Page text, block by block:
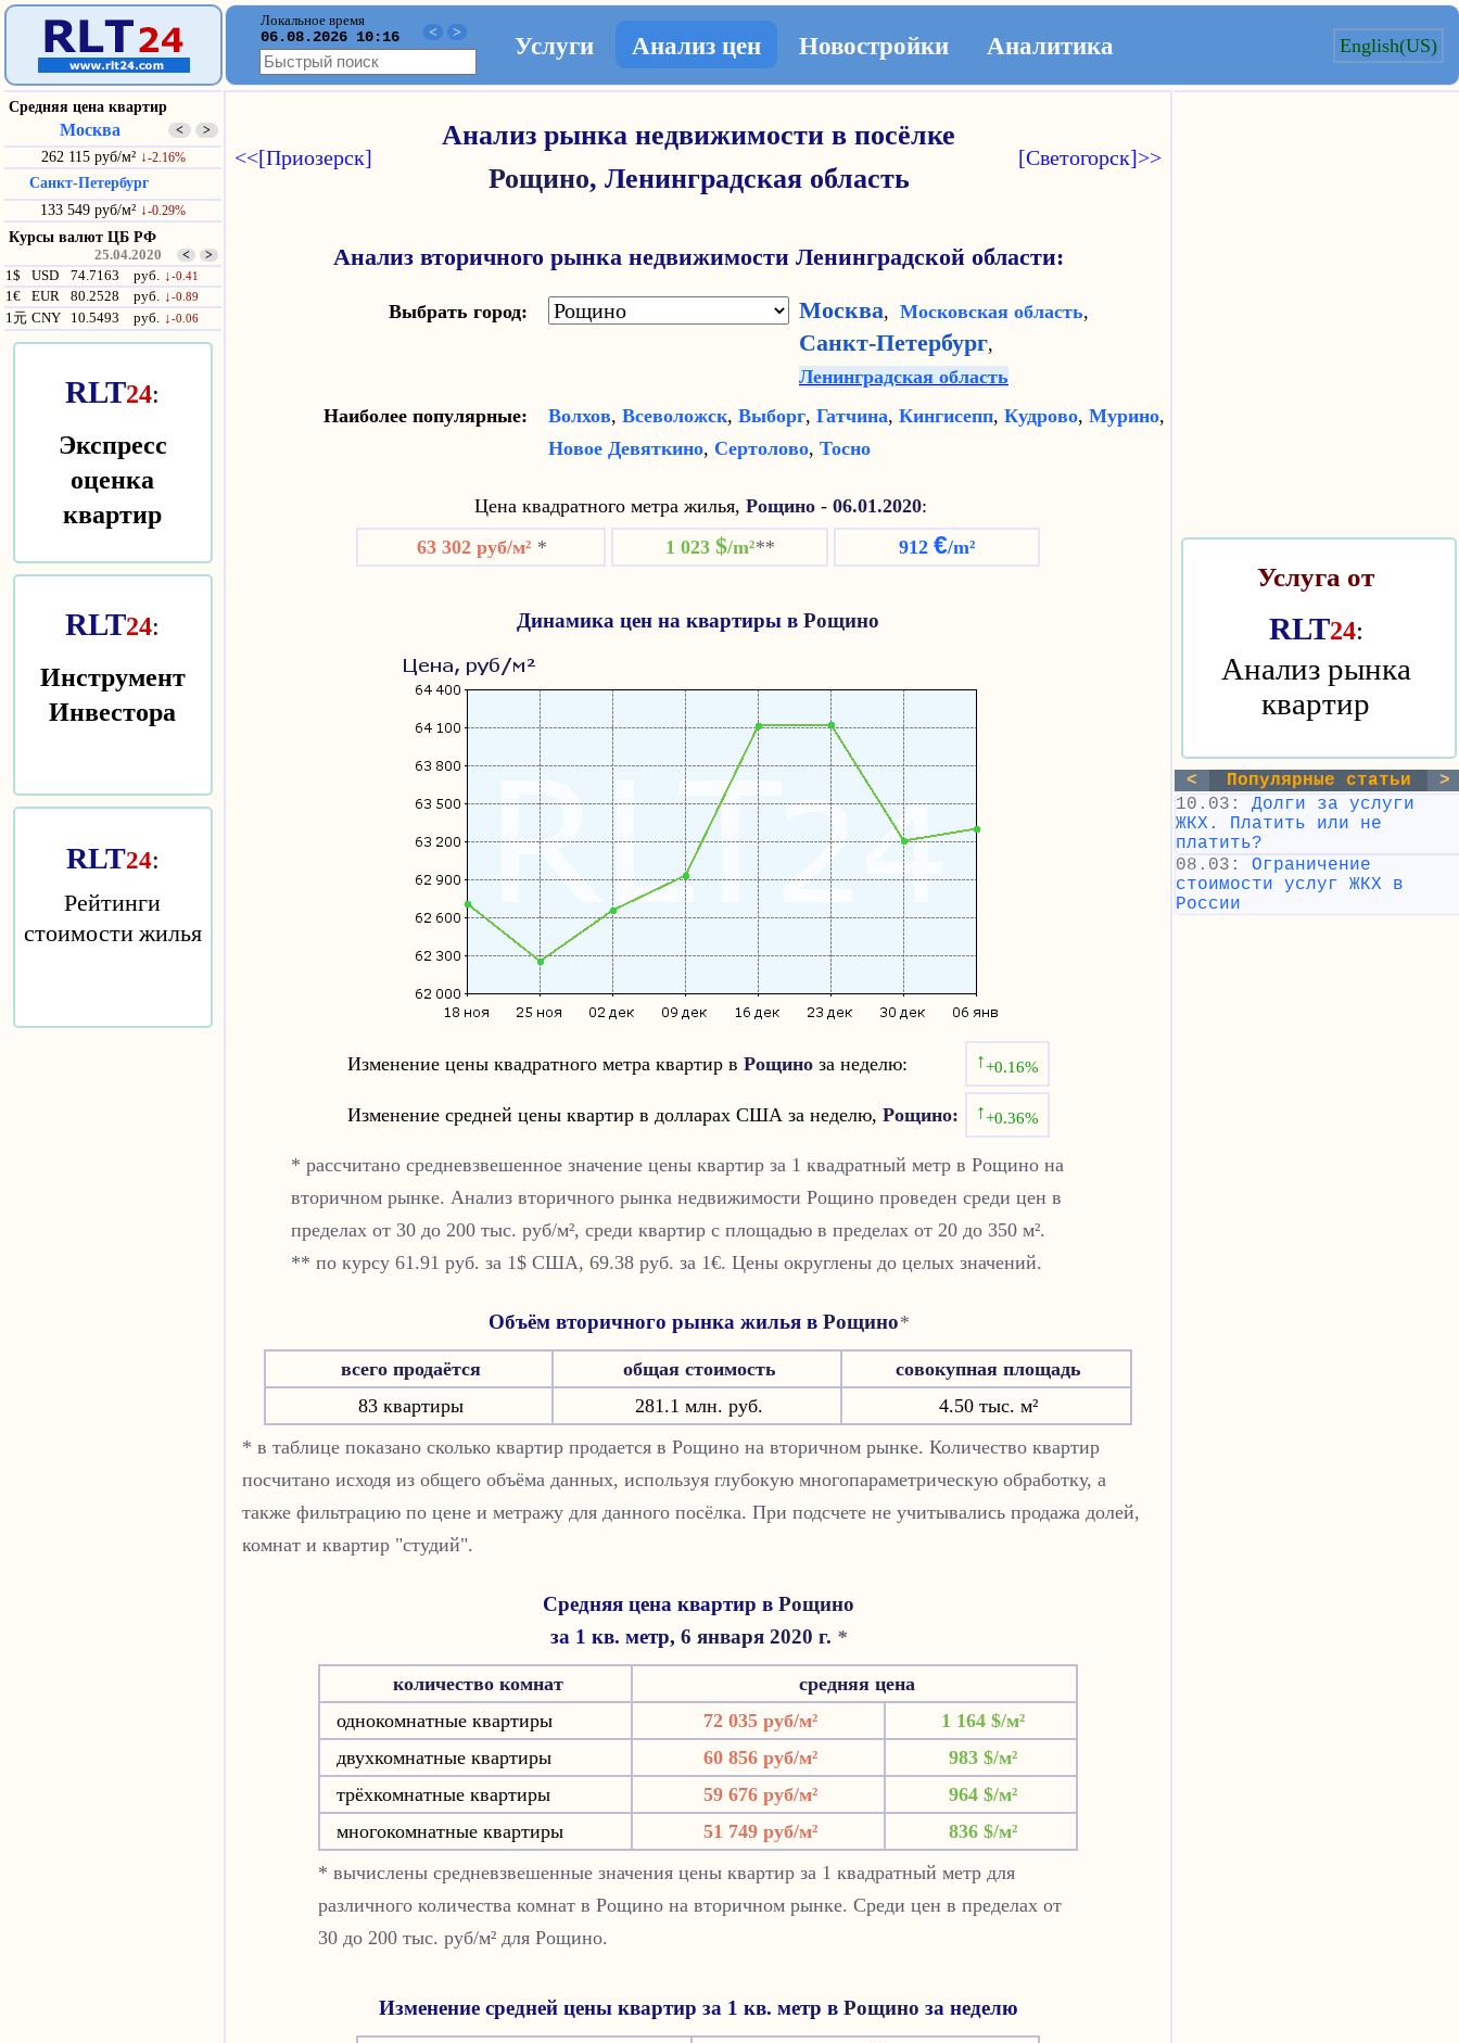
Локальное время
06.08.2026 10:16 < > Услуги Анализ цен Новостройки Аналитика English(US)
Средняя цена квартир
Москва < >
262 115 руб/м² ↓-2.16%
Санкт-Петербург
133 549 руб/м² ↓-0.29%
Курсы валют ЦБ РФ
25.04.2020 < >
1$ USD 74.7163 руб. ↓-0.41
1€ EUR 80.2528 руб. ↓-0.89
1元 CNY 10.5493 руб. ↓-0.06
RLT24:
Экспресс
оценка
квартир
RLT24:
Инструмент
Инвестора
RLT24:
Рейтинги
стоимости жилья
<<[Приозерск]
Анализ рынка недвижимости в посёлке
Рощино, Ленинградская область
[Светогорск]>>
Анализ вторичного рынка недвижимости Ленинградской области:
Выбрать город: Москва, Московская область,
Санкт-Петербург,
Ленинградская область
Наиболее популярные:
Волхов, Всеволожск, Выборг, Гатчина, Кингисепп, Кудрово, Мурино,
Новое Девяткино, Сертолово, Тосно
Цена квадратного метра жилья, Рощино - 06.01.2020:
63 302 руб/м² * 1 023 $/m²** 912 €/m²
Динамика цен на квартиры в Рощино
Изменение цены квадратного метра квартир в Рощино за неделю: ↑+0.16%
Изменение средней цены квартир в долларах США за неделю, Рощино: ↑+0.36%
* рассчитано средневзвешенное значение цены квартир за 1 квадратный метр в Рощино на
вторичном рынке. Анализ вторичного рынка недвижимости Рощино проведен среди цен в
пределах от 30 до 200 тыс. руб/м², cреди квартир с площадью в пределах от 20 до 350 м².
** по курсу 61.91 руб. за 1$ США, 69.38 руб. за 1€. Цены округлены до целых значений.
Объём вторичного рынка жилья в Рощино*
всего продаётся общая стоимость
совокупная площадь
83 квартиры
281.1 млн. руб.
4.50 тыс. м²
* в таблице показано сколько квартир продается в Рощино на вторичном рынке. Количество квартир
посчитано исходя из общего объёма данных, используя глубокую многопараметрическую обработку, а
также фильтрацию по цене и метражу для данного посёлка. При подсчете не учитывались продажа долей,
комнат и квартир "студий".
Средняя цена квартир в Рощино
за 1 кв. метр, 6 января 2020 г. *
количество комнат
средняя цена
однокомнатные квартиры
72 035 руб/м²
1 164 $/м²
двухкомнатные квартиры
60 856 руб/м²
983 $/м²
трёхкомнатные квартиры
59 676 руб/м²
964 $/м²
многокомнатные квартиры
51 749 руб/м²
836 $/м²
* вычислены средневзвешенные значения цены квартир за 1 квадратный метр для
различного количества комнат в Рощино на вторичном рынке. Среди цен в пределах от
30 до 200 тыс. руб/м² для Рощино.
Изменение средней цены квартир за 1 кв. метр в Рощино за неделю
Услуга от
RLT24:
Анализ рынка
квартир
< Популярные статьи
>
10.03: Долги за услуги
ЖКХ. Платить или не
платить?
08.03: Ограничение
стоимости услуг ЖКХ в
России